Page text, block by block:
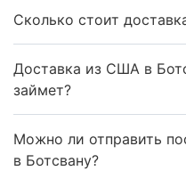
Сколько стоит
Доставка из США в
займет?
Можно ли отправить
в Ботсвану?